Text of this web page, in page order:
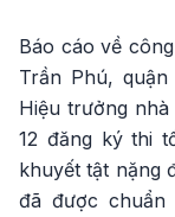
Báo cáo về
Trần Phú,
Hiệu trưởng
12 đăng ký thi
khuyết tật nặng
đã được chuẩn